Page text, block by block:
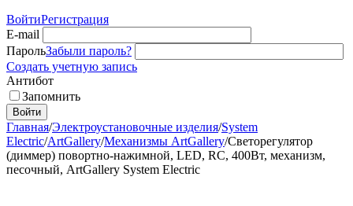
ВойтиРегистрация
E-mail
ПарольЗабыли пароль?
Создать учетную запись
Антибот
Запомнить
Войти
Главная/Электроустановочные изделия/System
Electric/ArtGallery/Механизмы ArtGallery/Светорегулятор
(диммер) повортно-нажимной, LED, RC, 400Вт, механизм,
песочный, ArtGallery System Electric